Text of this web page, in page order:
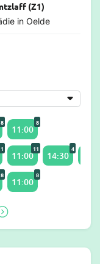
(Z1)
in Oelde
8
11:00
8
11:00
11
14:30
4
8
11:00
8